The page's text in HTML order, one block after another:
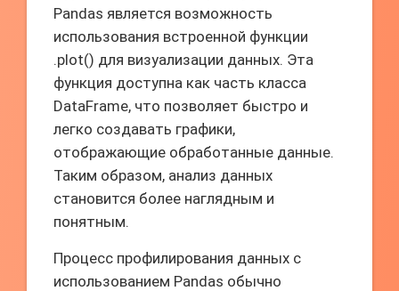
Pandas является возможность
использования встроенной функции
.plot() для визуализации данных. Эта
функция доступна как часть класса
DataFrame, что позволяет быстро и
легко создавать графики,
отображающие обработанные данные.
Таким образом, анализ данных
становится более наглядным и
понятным.
Процесс профилирования данных с
использованием Pandas обычно